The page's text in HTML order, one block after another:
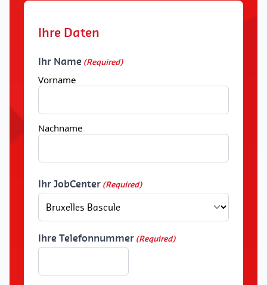
Ihre Daten
Ihr Name (Required)
Vorname
Nachname
Ihr JobCenter (Required)
Ihre Telefonnummer (Required)